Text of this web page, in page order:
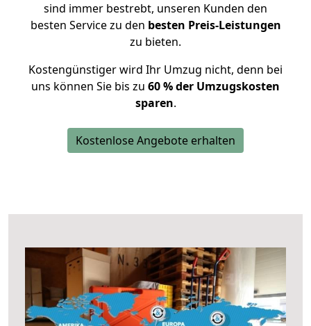
sind immer bestrebt, unseren Kunden den
besten Service zu den besten Preis-Leistungen
zu bieten.
Kostengünstiger wird Ihr Umzug nicht, denn bei
uns können Sie bis zu 60 % der Umzugskosten
sparen.
Kostenlose Angebote erhalten